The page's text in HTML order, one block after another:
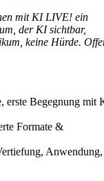
mit KI LIVE! ein
der KI sichtbar,
keine Hürde.
erste Begegnung mit
Formate &
Anwendung,